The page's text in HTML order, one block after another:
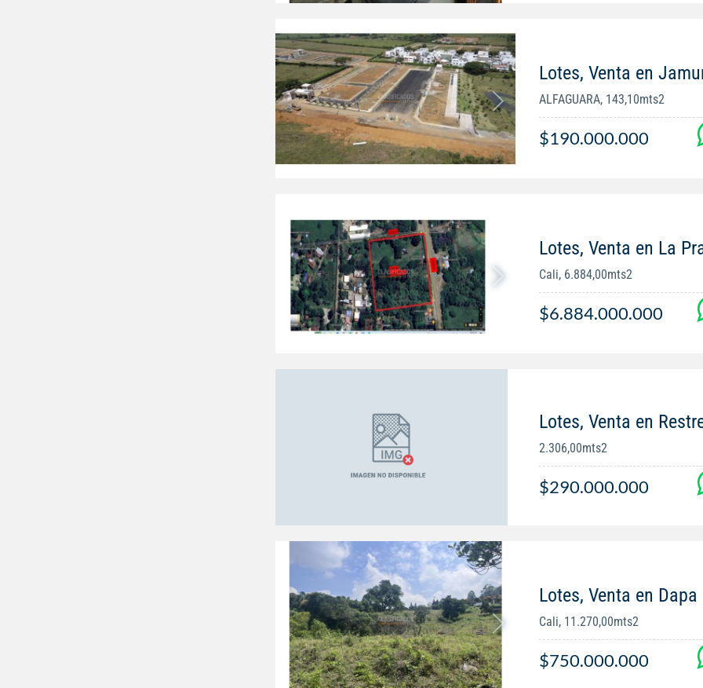
Lotes, Venta en
ALFAGUARA, 143,10mts2
$190.000.000
Lotes, Venta en La
Cali, 6.884,00mts2
$6.884.000.000
Lotes, Venta en
2.306,00mts2
$290.000.000
Lotes, Venta en Dapa
Cali, 11.270,00mts2
$750.000.000